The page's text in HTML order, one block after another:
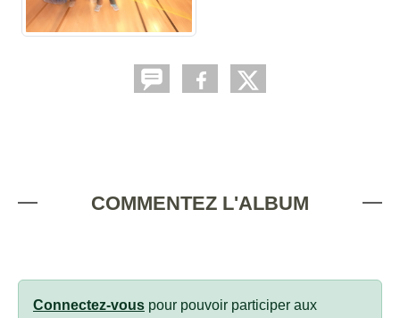
COMMENTEZ L'ALBUM
Connectez-vous pour pouvoir participer aux